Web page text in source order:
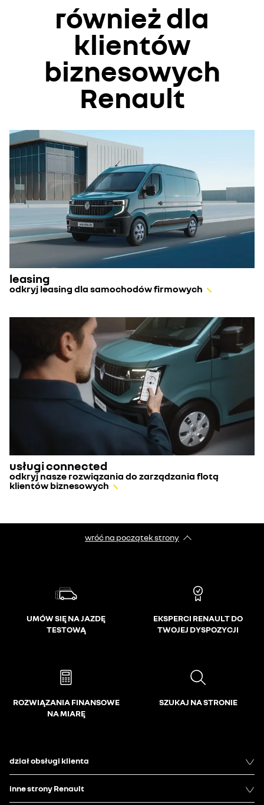
również dla
klientów
biznesowych
Renault
leasing
odkryj leasing dla samochodów firmowych
usługi connected
odkryj nasze rozwiązania do zarządzania flotą
klientów biznesowych
wróć na początek strony
UMÓW SIĘ NA JAZDĘ
TESTOWĄ
EKSPERCI RENAULT DO
TWOJEJ DYSPOZYCJI
ROZWIĄZANIA FINANSOWE
NA MIARĘ
SZUKAJ NA STRONIE
dział obsługi klienta
inne strony Renault